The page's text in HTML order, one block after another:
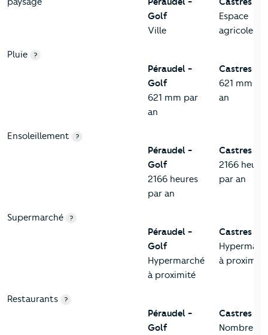
Golf
Ville
Espace
agricole
Pluie ?
Péraudel -
Golf
621 mm par
an
Castres
621 mm
an
Ensoleillement ?
Péraudel -
Golf
2166 heures
par an
Castres
2166
par an
Supermarché ?
Péraudel -
Golf
Hypermarché
à proximité
Castres
à proximité
Restaurants ?
Péraudel -
Golf
Castres
Nombreux